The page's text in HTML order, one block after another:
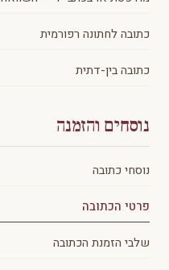
כתובה לחתונה רפורמית
כתובה בין-דתית
נוסחים והזמנה
נוסחי כתובה
פרטי הכתובה
שלבי הזמנת הכתובה